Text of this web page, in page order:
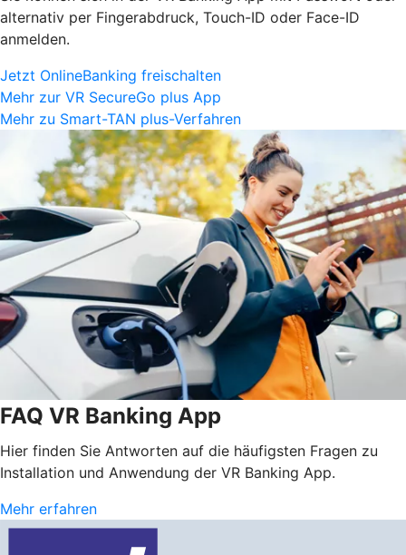
alternativ per Fingerabdruck, Touch-ID oder Face-ID
anmelden.
Jetzt OnlineBanking freischalten
Mehr zur VR SecureGo plus App
Mehr zu Smart-TAN plus-Verfahren
FAQ VR Banking App
Hier finden Sie Antworten auf die häufigsten Fragen zu
Installation und Anwendung der VR Banking App.
Mehr erfahren